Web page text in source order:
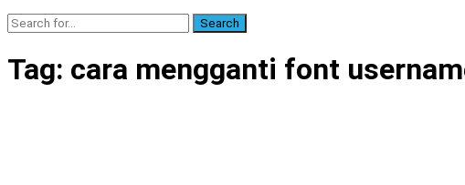
Search
Tag: cara mengganti font